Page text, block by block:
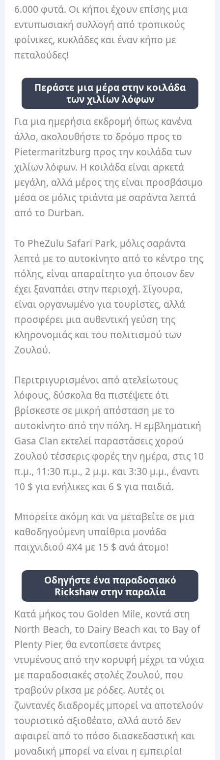
6.000 φυτά. Οι κήποι έχουν επίσης μια
εντυπωσιακή συλλογή από τροπικούς
φοίνικες, κυκλάδες και έναν κήπο με
πεταλούδες!
Περάστε μια μέρα στην κοιλάδα
των χιλίων λόφων
Για μια ημερήσια εκδρομή όπως κανένα
άλλο, ακολουθήστε το δρόμο προς το
Pietermaritzburg προς την κοιλάδα των
χιλίων λόφων. Η κοιλάδα είναι αρκετά
μεγάλη, αλλά μέρος της είναι προσβάσιμο
μέσα σε μόλις τριάντα με σαράντα λεπτά
από το Durban.
Το PheZulu Safari Park, μόλις σαράντα
λεπτά με το αυτοκίνητο από το κέντρο της
πόλης, είναι απαραίτητο για όποιον δεν
έχει ξαναπάει στην περιοχή. Σίγουρα,
είναι οργανωμένο για τουρίστες, αλλά
προσφέρει μια αυθεντική γεύση της
κληρονομιάς και του πολιτισμού των
Ζουλού.
Περιτριγυρισμένοι από ατελείωτους
λόφους, δύσκολα θα πιστέψετε ότι
βρίσκεστε σε μικρή απόσταση με το
αυτοκίνητο από την πόλη. Η εμβληματική
Gasa Clan εκτελεί παραστάσεις χορού
Ζουλού τέσσερις φορές την ημέρα, στις 10
π.μ., 11:30 π.μ., 2 μ.μ. και 3:30 μ.μ., έναντι
10 $ για ενήλικες και 6 $ για παιδιά.
Μπορείτε ακόμη και να μεταβείτε σε μια
καθοδηγούμενη υπαίθρια μονάδα
παιχνιδιού 4X4 με 15 $ ανά άτομο!
Οδηγήστε ένα παραδοσιακό
Rickshaw στην παραλία
Κατά μήκος του Golden Mile, κοντά στη
North Beach, το Dairy Beach και το Bay of
Plenty Pier, θα εντοπίσετε άντρες
ντυμένους από την κορυφή μέχρι τα νύχια
με παραδοσιακές στολές Ζουλού, που
τραβούν ρίκσα με ρόδες. Αυτές οι
ζωντανές διαδρομές μπορεί να αποτελούν
τουριστικό αξιοθέατο, αλλά αυτό δεν
αφαιρεί από το πόσο διασκεδαστική και
μοναδική μπορεί να είναι η εμπειρία!